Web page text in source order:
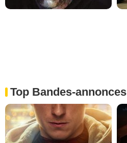
Top Bandes-annonces